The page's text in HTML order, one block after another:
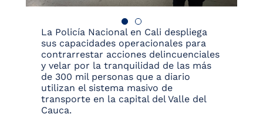
La Policía Nacional en Cali despliega
sus capacidades operacionales para
contrarrestar acciones delincuenciales
y velar por la tranquilidad de las más
de 300 mil personas que a diario
utilizan el sistema masivo de
transporte en la capital del Valle del
Cauca.